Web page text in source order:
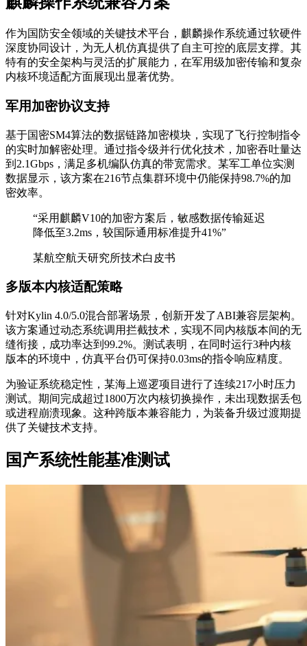
作为国防安全领域的关键技术平台，麒麟操作系统通过软硬件
深度协同设计，为无人机仿真提供了自主可控的底层支撑。其
特有的安全架构与灵活的扩展能力，在军用级加密传输和复杂
内核环境适配方面展现出显著优势。
军用加密协议支持
基于国密SM4算法的数据链路加密模块，实现了飞行控制指令
的实时加解密处理。通过指令级并行优化技术，加密吞吐量达
到2.1Gbps，满足多机编队仿真的带宽需求。某军工单位实测
数据显示，该方案在216节点集群环境中仍能保持98.7%的加
密效率。
“采用麒麟V10的加密方案后，敏感数据传输延迟
降低至3.2ms，较国际通用标准提升41%”
某航空航天研究所技术白皮书
多版本内核适配策略
针对Kylin 4.0/5.0混合部署场景，创新开发了ABI兼容层架构。
该方案通过动态系统调用拦截技术，实现不同内核版本间的无
缝衔接，成功率达到99.2%。测试表明，在同时运行3种内核
版本的环境中，仿真平台仍可保持0.03ms的指令响应精度。
为验证系统稳定性，某海上巡逻项目进行了连续217小时压力
测试。期间完成超过1800万次内核切换操作，未出现数据丢包
或进程崩溃现象。这种跨版本兼容能力，为装备升级过渡期提
供了关键技术支持。
国产系统性能基准测试